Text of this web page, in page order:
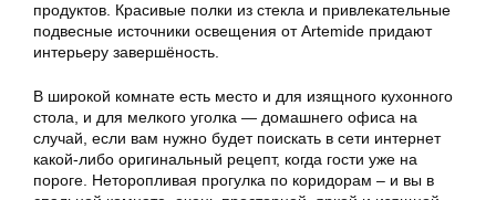
продуктов. Красивые полки из стекла и привлекательные
подвесные источники освещения от Artemide придают
интерьеру завершёность.
В широкой комнате есть место и для изящного кухонного
стола, и для мелкого уголка — домашнего офиса на
случай, если вам нужно будет поискать в сети интернет
какой-либо оригинальный рецепт, когда гости уже на
пороге. Неторопливая прогулка по коридорам – и вы в